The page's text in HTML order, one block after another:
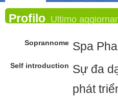
Profilo Ultimo
Soprannome Spa
Self introduction Sự đa
phát